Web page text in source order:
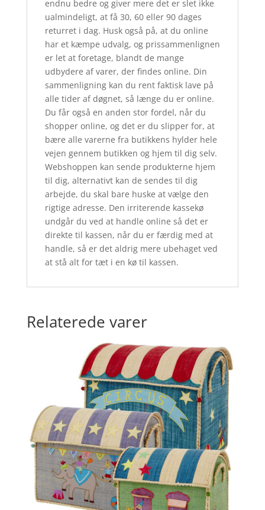
endnu bedre og giver mere det er slet ikke
ualmindeligt, at få 30, 60 eller 90 dages
returret i dag. Husk også på, at du online
har et kæmpe udvalg, og prissammenlignen
er let at foretage, blandt de mange
udbydere af varer, der findes online. Din
sammenligning kan du rent faktisk lave på
alle tider af døgnet, så længe du er online.
Du får også en anden stor fordel, når du
shopper online, og det er du slipper for, at
bære alle varerne fra butikkens hylder hele
vejen gennem butikken og hjem til dig selv.
Webshoppen kan sende produkterne hjem
til dig, alternativt kan de sendes til dig
arbejde, du skal bare huske at vælge den
rigtige adresse. Den irriterende kassekø
undgår du ved at handle online så det er
direkte til kassen, når du er færdig med at
handle, så er det aldrig mere ubehaget ved
at stå alt for tæt i en kø til kassen.
Relaterede varer